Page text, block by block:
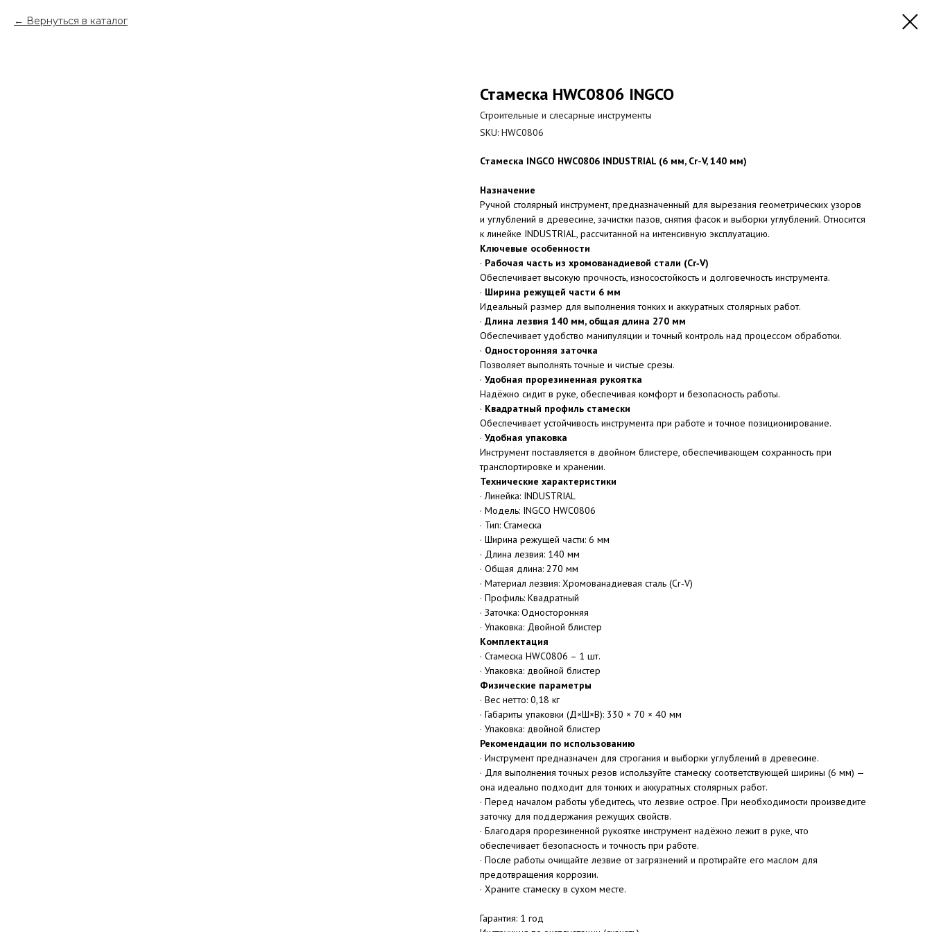
Вернуться в каталог
Стамеска HWC0806 INGCO
Строительные и слесарные инструменты
SKU: HWC0806
Стамеска INGCO HWC0806 INDUSTRIAL (6 мм, Cr-V, 140 мм)
Назначение
Ручной столярный инструмент, предназначенный для вырезания геометрических узоров
и углублений в древесине, зачистки пазов, снятия фасок и выборки углублений. Относится
к линейке INDUSTRIAL, рассчитанной на интенсивную эксплуатацию.
Ключевые особенности
· Рабочая часть из хромованадиевой стали (Cr‑V)
Обеспечивает высокую прочность, износостойкость и долговечность инструмента.
· Ширина режущей части 6 мм
Идеальный размер для выполнения тонких и аккуратных столярных работ.
· Длина лезвия 140 мм, общая длина 270 мм
Обеспечивает удобство манипуляции и точный контроль над процессом обработки.
· Односторонняя заточка
Позволяет выполнять точные и чистые срезы.
· Удобная прорезиненная рукоятка
Надёжно сидит в руке, обеспечивая комфорт и безопасность работы.
· Квадратный профиль стамески
Обеспечивает устойчивость инструмента при работе и точное позиционирование.
· Удобная упаковка
Инструмент поставляется в двойном блистере, обеспечивающем сохранность при
транспортировке и хранении.
Технические характеристики
· Линейка: INDUSTRIAL
· Модель: INGCO HWC0806
· Тип: Стамеска
· Ширина режущей части: 6 мм
· Длина лезвия: 140 мм
· Общая длина: 270 мм
· Материал лезвия: Хромованадиевая сталь (Cr‑V)
· Профиль: Квадратный
· Заточка: Односторонняя
· Упаковка: Двойной блистер
Комплектация
· Стамеска HWC0806 – 1 шт.
· Упаковка: двойной блистер
Физические параметры
· Вес нетто: 0,18 кг
· Габариты упаковки (Д×Ш×В): 330 × 70 × 40 мм
· Упаковка: двойной блистер
Рекомендации по использованию
· Инструмент предназначен для строгания и выборки углублений в древесине.
· Для выполнения точных резов используйте стамеску соответствующей ширины (6 мм) —
она идеально подходит для тонких и аккуратных столярных работ.
· Перед началом работы убедитесь, что лезвие острое. При необходимости произведите
заточку для поддержания режущих свойств.
· Благодаря прорезиненной рукоятке инструмент надёжно лежит в руке, что
обеспечивает безопасность и точность при работе.
· После работы очищайте лезвие от загрязнений и протирайте его маслом для
предотвращения коррозии.
· Храните стамеску в сухом месте.
Гарантия: 1 год